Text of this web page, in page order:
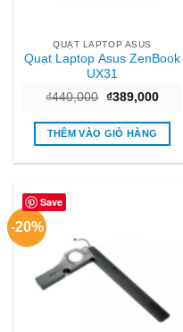
QUẠT LAPTOP ASUS
Quạt Laptop Asus ZenBook
UX31
₫440,000 Giá
là:
₫440,000.
₫389,000Giá
tại
THÊM VÀO GIỎ HÀNG
Save
-20%